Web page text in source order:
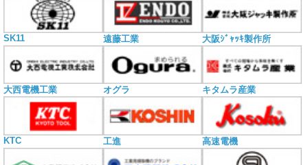
SK11 遠藤工業 大阪ｼﾞｬｯｷ製作所
大西電機工業 オグラ キタムラ産業
KTC 工進 高速電機